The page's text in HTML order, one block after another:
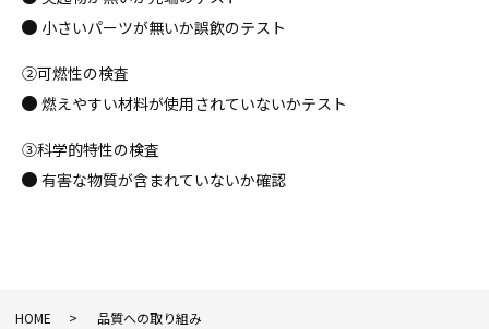
小さいパーツが無いか誤飲のテスト
②可燃性の検査
燃えやすい材料が使用されていないかテスト
③科学的特性の検査
有害な物質が含まれていないか確認
HOME 品質への取り組み